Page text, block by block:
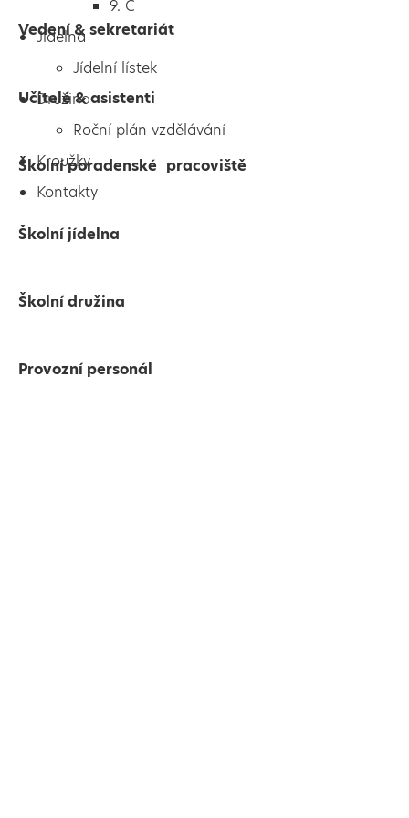
9. C
Jídelna
Jídelní lístek
Družina
Roční plán vzdělávání
Kroužky
Kontakty
Vedení & sekretariát
Učitelé & asistenti
Školní poradenské pracoviště
Školní jídelna
Školní družina
Provozní personál